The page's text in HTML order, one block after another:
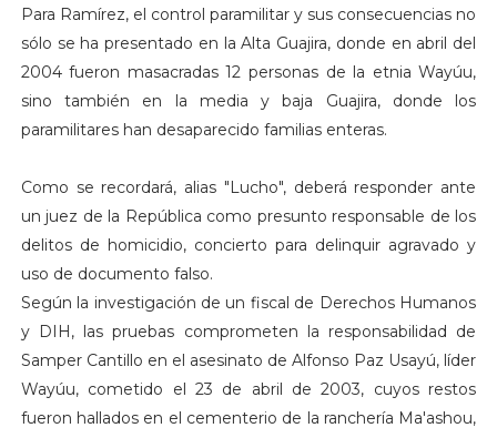
Para Ramírez, el control paramilitar y sus consecuencias no
sólo se ha presentado en la Alta Guajira, donde en abril del
2004 fueron masacradas 12 personas de la etnia Wayúu,
sino también en la media y baja Guajira, donde los
paramilitares han desaparecido familias enteras.
Como se recordará, alias "Lucho", deberá responder ante
un juez de la República como presunto responsable de los
delitos de homicidio, concierto para delinquir agravado y
uso de documento falso.
Según la investigación de un fiscal de Derechos Humanos
y DIH, las pruebas comprometen la responsabilidad de
Samper Cantillo en el asesinato de Alfonso Paz Usayú, líder
Wayúu, cometido el 23 de abril de 2003, cuyos restos
fueron hallados en el cementerio de la ranchería Ma'ashou,